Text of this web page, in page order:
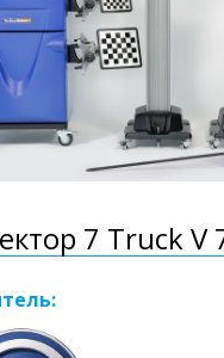
7 Truck V